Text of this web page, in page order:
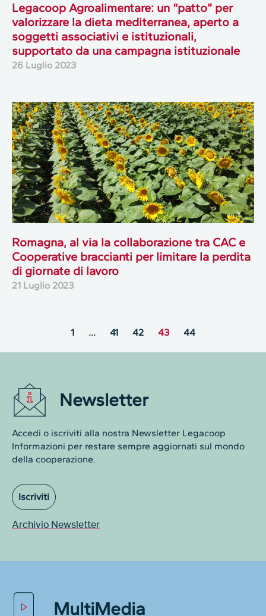
Legacoop Agroalimentare: un “patto” per
valorizzare la dieta mediterranea, aperto a
soggetti associativi e istituzionali,
supportato da una campagna istituzionale
26 Luglio 2023
Romagna, al via la collaborazione tra CAC e
Cooperative braccianti per limitare la perdita
di giornate di lavoro
21 Luglio 2023
1 … 41 42 43 44
Newsletter
Accedi o iscriviti alla nostra Newsletter Legacoop
Informazioni per restare sempre aggiornati sul mondo
della cooperazione.
Iscriviti
Archivio Newsletter
MultiMedia